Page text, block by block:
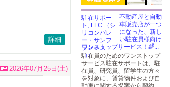
詳細
2026年07月25日(土)
不動産屋と自動
車販売店が一つ
になった、新し
い駐在員様向け
ワンストップサービス！🌈...
駐在員のためのワンストップ
サービス駐在サポートは、駐
在員、研究員、留学生の方々
を対象に、賃貸物件および自